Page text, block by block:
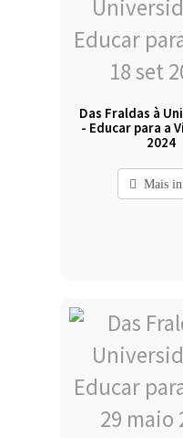
Das Fraldas à
- Educar para a
2024
Mais